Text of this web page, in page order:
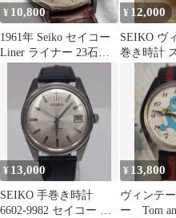
¥ 10,800
1961年 Seiko セイコー
Liner ライナー 23石
¥ 12,000
SEIKO ヴ
巻き時計
セイコー
¥ 13,000
SEIKO 手巻き時計
6602-9982 セイコー ア
¥ 13,800
ヴィンテ
ー Tom